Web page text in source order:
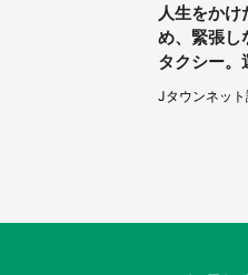
人生をかけ
め、緊張し
タクシー。
さんが、ス
見て...（福
Jタウンネッ